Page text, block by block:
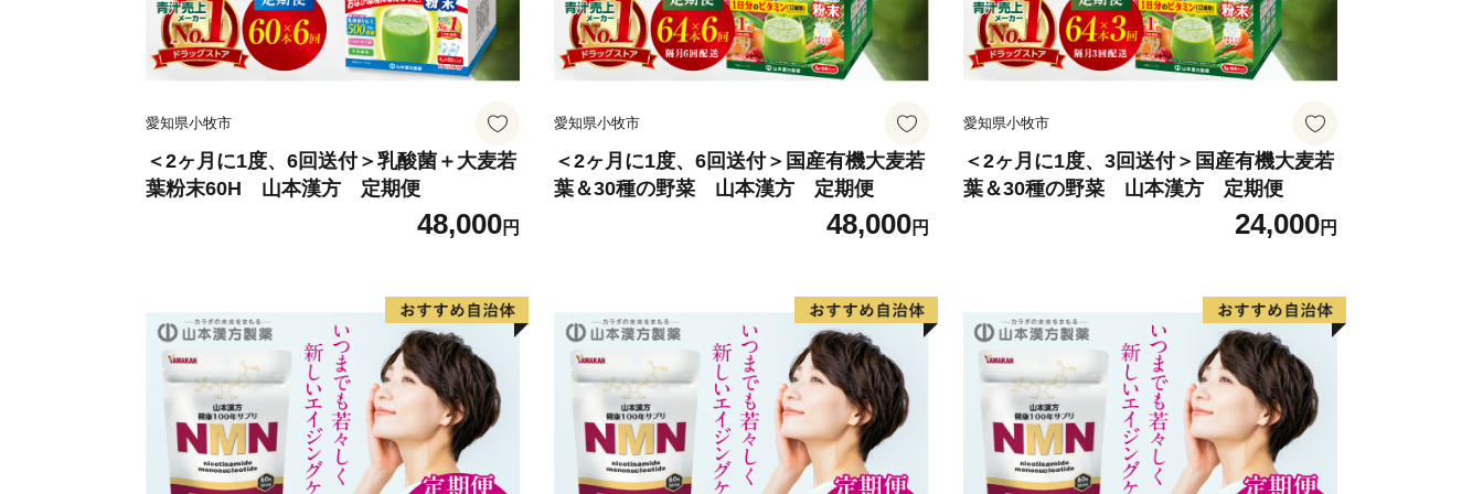
愛知県小牧市
＜2ヶ月に1度、6回送付＞乳酸菌＋大麦若
葉粉末60H 山本漢方 定期便
48,000円
愛知県小牧市
＜2ヶ月に1度、6回送付＞国産有機大麦若
葉＆30種の野菜 山本漢方 定期便
48,000円
愛知県小牧市
＜2ヶ月に1度、3回送付＞国産有機大麦若
葉＆30種の野菜 山本漢方 定期便
24,000円